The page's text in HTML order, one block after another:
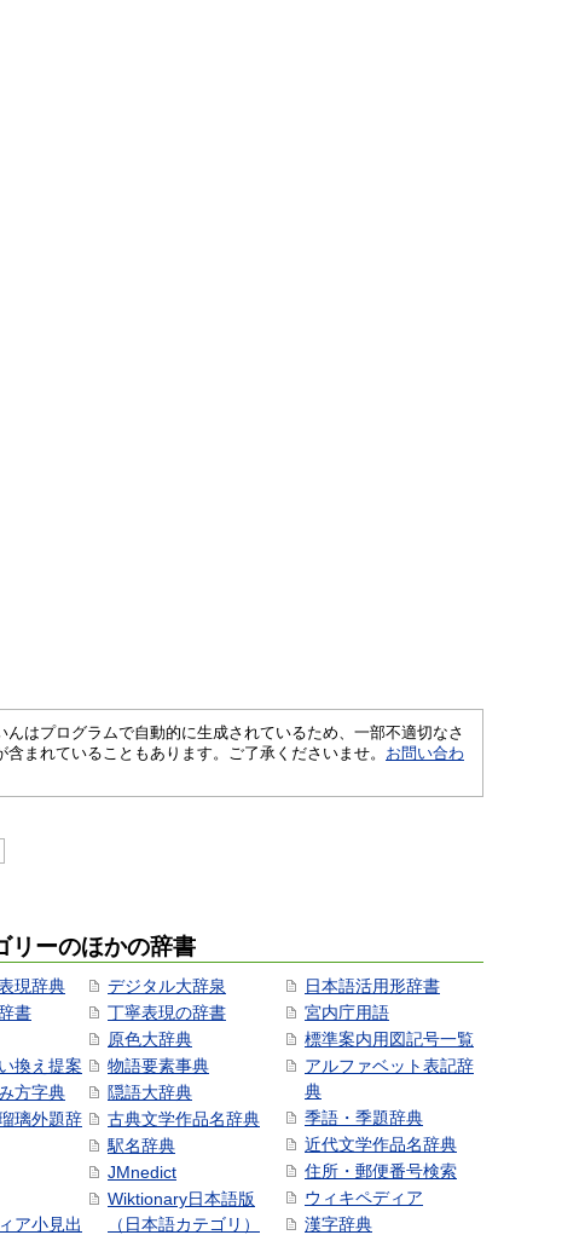
んはプログラムで自動的に生成されているため、一部不適切なさ
含まれていることもあります。ご了承くださいませ。 お問い合わ
リーのほかの辞書
現辞典
書
換え提案
方字典
璃外題辞
ア小見出
デジタル大辞泉
丁寧表現の辞書
原色大辞典
物語要素事典
隠語大辞典
古典文学作品名辞典
駅名辞典
JMnedict
Wiktionary日本語版
（日本語カテゴリ）
日本語活用形辞書
宮内庁用語
標準案内用図記号一覧
アルファベット表記辞
典
季語・季題辞典
近代文学作品名辞典
住所・郵便番号検索
ウィキペディア
漢字辞典